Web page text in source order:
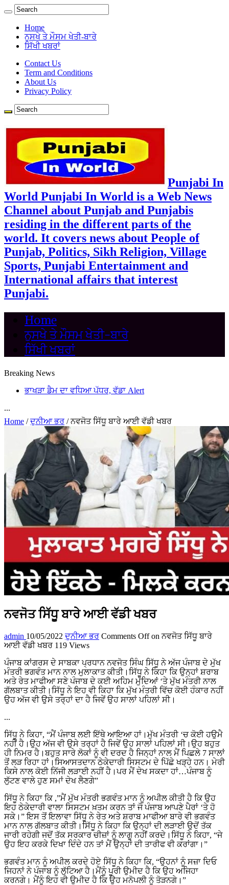
Home
ਨੁਸਖੇ ਤੇ ਮੌਸਮ ਖੇਤੀ-ਬਾਰੇ
ਸਿੱਖੀ ਖਬਰਾਂ
Contact Us
Term and Conditions
About Us
Privacy Policy
Punjabi In
World Punjabi In World is a Web News
Channel about Punjab and Punjabis
residing in the different parts of the
world. It covers news about People of
Punjab, Politics, Sikh Religion, Village
Sports, Punjabi Entertainment and
International affairs that interest
Punjabi.
Home
ਨੁਸਖੇ ਤੇ ਮੌਸਮ ਖੇਤੀ-ਬਾਰੇ
ਸਿੱਖੀ ਖਬਰਾਂ
Breaking News
ਭਾਖੜਾ ਡੈਮ ਦਾ ਵਧਿਆ ਪੱਧਰ, ਵੱਡਾ Alert
...
Home / ਦੁਨੀਆ ਭਰ / ਨਵਜੋਤ ਸਿੱਧੂ ਬਾਰੇ ਆਈ ਵੱਡੀ ਖਬਰ
ਨਵਜੋਤ ਸਿੱਧੂ ਬਾਰੇ ਆਈ ਵੱਡੀ ਖਬਰ
admin 10/05/2022 ਦੁਨੀਆ ਭਰ Comments Offon ਨਵਜੋਤ ਸਿੱਧੂ ਬਾਰੇ
ਆਈ ਵੱਡੀ ਖਬਰ 119 Views
ਪੰਜਾਬ ਕਾਂਗਰਸ ਦੇ ਸਾਬਕਾ ਪ੍ਰਧਾਨ ਨਵਜੋਤ ਸਿੰਘ ਸਿੱਧੂ ਨੇ ਅੱਜ ਪੰਜਾਬ ਦੇ ਮੁੱਖ
ਮੰਤਰੀ ਭਗਵੰਤ ਮਾਨ ਨਾਲ ਮੁਲਾਕਾਤ ਕੀਤੀ।ਸਿੱਧੂ ਨੇ ਕਿਹਾ ਕਿ ਉਨ੍ਹਾਂ ਸ਼ਰਾਬ
ਅਤੇ ਰੇਤ ਮਾਫੀਆ ਸਣੇ ਪੰਜਾਬ ਦੇ ਕਈ ਅਹਿਮ ਮੁੱਦਿਆਂ ‘ਤੇ ਮੁੱਖ ਮੰਤਰੀ ਨਾਲ
ਗੱਲਬਾਤ ਕੀਤੀ।ਸਿੱਧੂ ਨੇ ਇਹ ਵੀ ਕਿਹਾ ਕਿ ਮੁੱਖ ਮੰਤਰੀ ਵਿੱਚ ਕੋਈ ਹੰਕਾਰ ਨਹੀਂ
ਉਹ ਅੱਜ ਵੀ ਉਸੇ ਤਰ੍ਹਾਂ ਦਾ ਹੈ ਜਿਵੇਂ ਉਹ ਸਾਲਾਂ ਪਹਿਲਾਂ ਸੀ।
...
ਸਿੱਧੂ ਨੇ ਕਿਹਾ, “ਮੈਂ ਪੰਜਾਬ ਲਈ ਇੱਥੇ ਆਇਆ ਹਾਂ।ਮੁੱਖ ਮੰਤਰੀ ‘ਚ ਕੋਈ ਹਉਮੈ
ਨਹੀਂ ਹੈ।ਉਹ ਅੱਜ ਵੀ ਉਸੇ ਤਰ੍ਹਾਂ ਹੈ ਜਿਵੇਂ ਉਹ ਸਾਲਾਂ ਪਹਿਲਾਂ ਸੀ।ਉਹ ਬਹੁਤ
ਹੀ ਨਿਮਰ ਹੈ।ਬਹੁਤ ਸਾਰੇ ਲੋਕਾਂ ਨੂੰ ਵੀ ਦਰਦ ਹੈ ਜਿਨ੍ਹਾਂ ਨਾਲ ਮੈਂ ਪਿਛਲੇ 7 ਸਾਲਾਂ
ਤੋਂ ਲੜ ਰਿਹਾ ਹਾਂ।ਸਿਆਸਤਦਾਨ ਠੇਕੇਦਾਰੀ ਸਿਸਟਮ ਦੇ ਪਿੱਛੇ ਖੜ੍ਹੇ ਹਨ। ਮੇਰੀ
ਕਿਸੇ ਨਾਲ ਕੋਈ ਨਿੱਜੀ ਲੜਾਈ ਨਹੀਂ ਹੈ।ਪਰ ਮੈਂ ਦੇਖ ਸਕਦਾ ਹਾਂ…ਪੰਜਾਬ ਨੂੰ
ਲੁੱਟਣ ਵਾਲੇ ਹੁਣ ਸਮਾਂ ਦੇਖ ਲੈਣਗੇ”
ਸਿੱਧੂ ਨੇ ਕਿਹਾ ਕਿ ,”ਮੈਂ ਮੁੱਖ ਮੰਤਰੀ ਭਗਵੰਤ ਮਾਨ ਨੂੰ ਅਪੀਲ ਕੀਤੀ ਹੈ ਕਿ ਉਹ
ਇਹ ਠੇਕੇਦਾਰੀ ਵਾਲਾ ਸਿਸਟਮ ਖ਼ਤਮ ਕਰਨ ਤਾਂ ਜੋ ਪੰਜਾਬ ਆਪਣੇ ਪੈਰਾਂ ‘ਤੇ ਹੋ
ਸਕੇ।” ਇਸ ਤੋਂ ਇਲਾਵਾ ਸਿੱਧੂ ਨੇ ਰੇਤ ਅਤੇ ਸ਼ਰਾਬ ਮਾਫੀਆ ਬਾਰੇ ਵੀ ਭਗਵੰਤ
ਮਾਨ ਨਾਲ ਗੱਲਬਾਤ ਕੀਤੀ।ਸਿੱਧੂ ਨੇ ਕਿਹਾ ਕਿ ਉਨ੍ਹਾਂ ਦੀ ਲੜਾਈ ਉਦੋਂ ਤੱਕ
ਜਾਰੀ ਰਹੇਗੀ ਜਦੋਂ ਤੱਕ ਸਰਕਾਰ ਚੀਜ਼ਾਂ ਨੂੰ ਲਾਗੂ ਨਹੀਂ ਕਰਦੇ।ਸਿੱਧੂ ਨੇ ਕਿਹਾ, “ਜੇ
ਉਹ ਇਹ ਕਰਕੇ ਦਿਖਾ ਦਿੰਦੇ ਹਨ ਤਾਂ ਮੈਂ ਉਨ੍ਹਾਂ ਦੀ ਤਾਰੀਫ ਵੀ ਕਰਾਂਗਾ।”
ਭਗਵੰਤ ਮਾਨ ਨੂੰ ਅਪੀਲ ਕਰਦੇ ਹੋਏ ਸਿੱਧੂ ਨੇ ਕਿਹਾ ਕਿ, “ਉਹਨਾਂ ਨੂੰ ਸਜ਼ਾ ਦਿਓ
ਜਿਹਨਾਂ ਨੇ ਪੰਜਾਬ ਨੂੰ ਲੁੱਟਿਆ ਹੈ।ਮੈਂਨੂੰ ਪੂਰੀ ਉਮੀਦ ਹੈ ਕਿ ਉਹ ਅਜਿਹਾ
ਕਰਨਗੇ। ਮੈਂਨੂੰ ਇਹ ਵੀ ਉਮੀਦ ਹੈ ਕਿ ਉਹ ਮਨੋਪਲੀ ਨੂੰ ਤੋੜਨਗੇ।”